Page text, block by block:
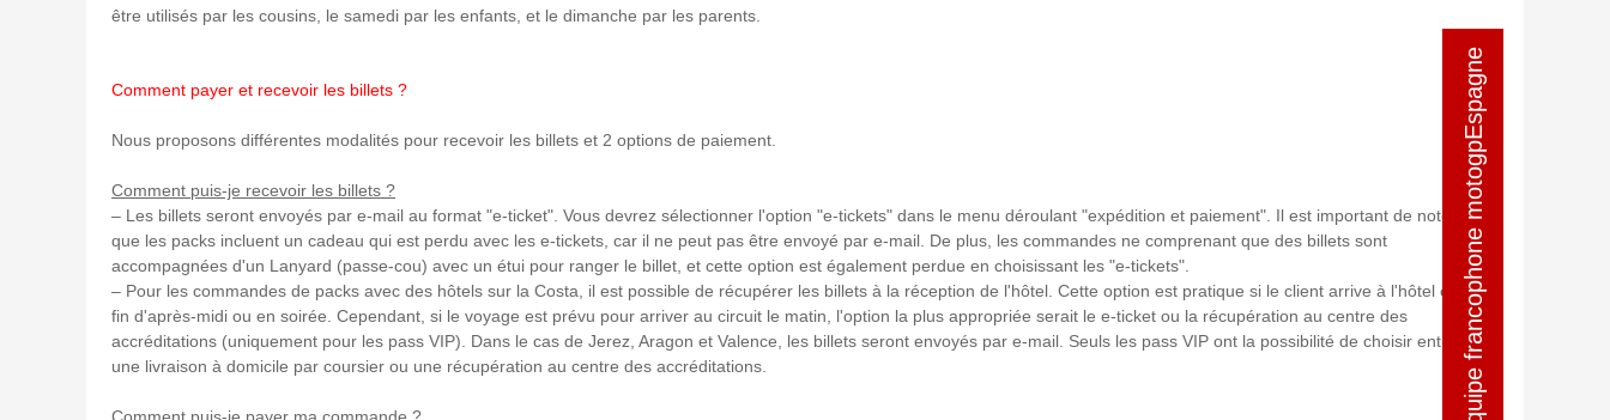
Équipe francophone motogpEspagne
Équipe francophone motogpEspagne
être utilisés par les cousins, le samedi par les enfants, et le dimanche par les parents.
Comment payer et recevoir les billets ?
Nous proposons différentes modalités pour recevoir les billets et 2 options de paiement.
Comment puis-je recevoir les billets ?
– Les billets seront envoyés par e-mail au format "e-ticket". Vous devrez sélectionner l'option "e-tickets" dans le menu déroulant "expédition et paiement". Il est important de noter
que les packs incluent un cadeau qui est perdu avec les e-tickets, car il ne peut pas être envoyé par e-mail. De plus, les commandes ne comprenant que des billets sont
accompagnées d'un Lanyard (passe-cou) avec un étui pour ranger le billet, et cette option est également perdue en choisissant les "e-tickets".
– Pour les commandes de packs avec des hôtels sur la Costa, il est possible de récupérer les billets à la réception de l'hôtel. Cette option est pratique si le client arrive à l'hôtel en
fin d'après-midi ou en soirée. Cependant, si le voyage est prévu pour arriver au circuit le matin, l'option la plus appropriée serait le e-ticket ou la récupération au centre des
accréditations (uniquement pour les pass VIP). Dans le cas de Jerez, Aragon et Valence, les billets seront envoyés par e-mail. Seuls les pass VIP ont la possibilité de choisir entre
une livraison à domicile par coursier ou une récupération au centre des accréditations.
Comment puis-je payer ma commande ?